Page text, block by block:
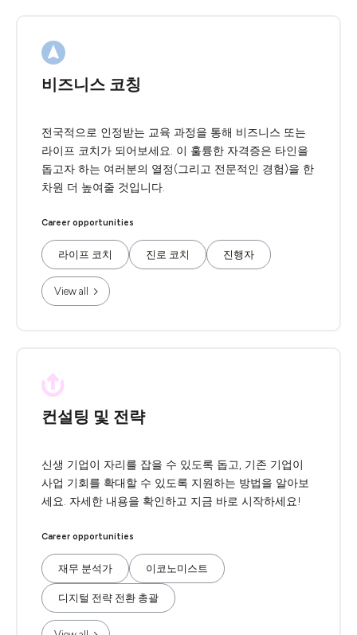
비즈니스 코칭
전국적으로 인정받는 교육 과정을 통해 비즈니스 또는
라이프 코치가 되어보세요. 이 훌륭한 자격증은 타인을
돕고자 하는 여러분의 열정(그리고 전문적인 경험)을 한
차원 더 높여줄 것입니다.
Career opportunities
라이프 코치 진로 코치 진행자
View all
컨설팅 및 전략
신생 기업이 자리를 잡을 수 있도록 돕고, 기존 기업이
사업 기회를 확대할 수 있도록 지원하는 방법을 알아보
세요. 자세한 내용을 확인하고 지금 바로 시작하세요!
Career opportunities
재무 분석가 이코노미스트
디지털 전략 전환 총괄